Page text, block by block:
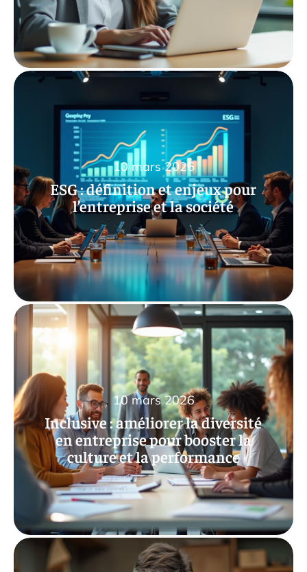
ESG : définition et enjeux pour
l’entreprise et la société
10 mars 2026
Inclusive : améliorer la diversité
en entreprise pour booster la
culture et la performance
10 mars 2026